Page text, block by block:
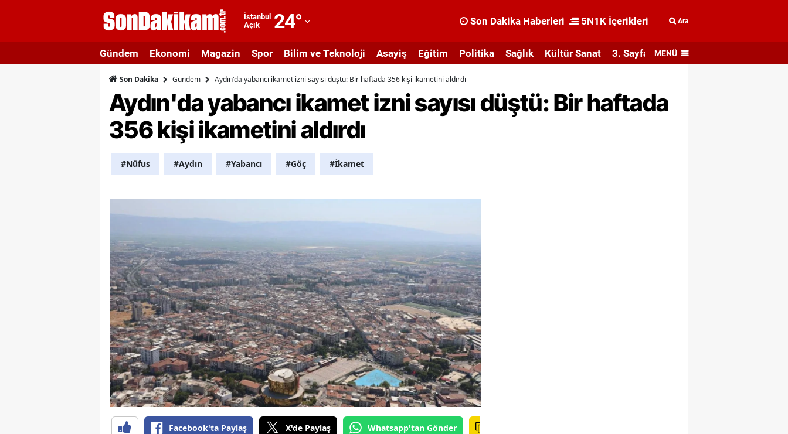
İstanbul
Açık
24°
Adıyaman
Afyonkarahisar
Ağrı
Amasya
Ankara
Balıkesir
Bilecik
Bingöl
Bitlis
Bolu
Burdur
Bursa
Çanakkale
Son Dakika Haberleri 5N1K İçerikleri Ara
Gündem Ekonomi Magazin Spor Bilim ve Teknoloji Asayiş Eğitim Politika Sağlık Kültür Sanat 3. Sayfa MENÜ
Son Dakika Gündem Aydın'da yabancı ikamet izni sayısı düştü: Bir haftada 356 kişi ikametini aldırdı
Aydın'da yabancı ikamet izni sayısı düştü: Bir haftada
356 kişi ikametini aldırdı
#Nüfus #Aydın #Yabancı #Göç #İkamet
Facebook'ta Paylaş X'de Paylaş Whatsapp'tan Gönder